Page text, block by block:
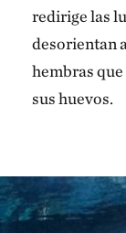
redirige las
desorientan
hembras
sus huevos.